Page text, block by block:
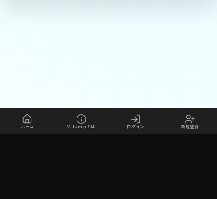
ホーム V-tampとは ログイン 新規登録